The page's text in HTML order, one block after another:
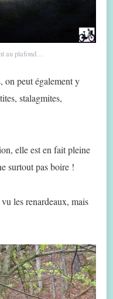
au plafond…
on peut également y
stalagmites,
elle est en fait pleine
surtout pas boire !
les renardeaux, mais